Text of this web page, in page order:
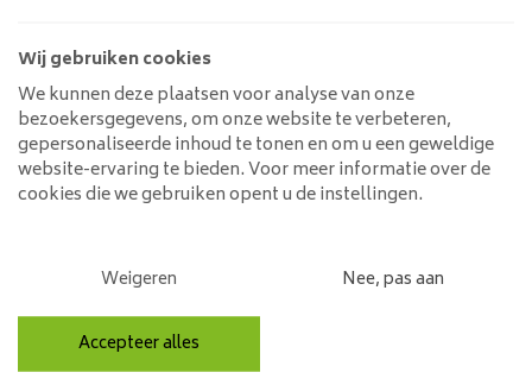
3D Metaal Schilderij Wereld
375,00
Klantenservice
Mijn account
Categorieën
Wij gebruiken cookies
We kunnen deze plaatsen voor analyse van onze
bezoekersgegevens, om onze website te verbeteren,
gepersonaliseerde inhoud te tonen en om u een geweldige
website-ervaring te bieden. Voor meer informatie over de
cookies die we gebruiken opent u de instellingen.
Weigeren Nee, pas aan
Accepteer alles